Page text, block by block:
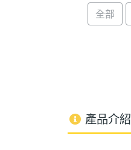
全部
產品介紹